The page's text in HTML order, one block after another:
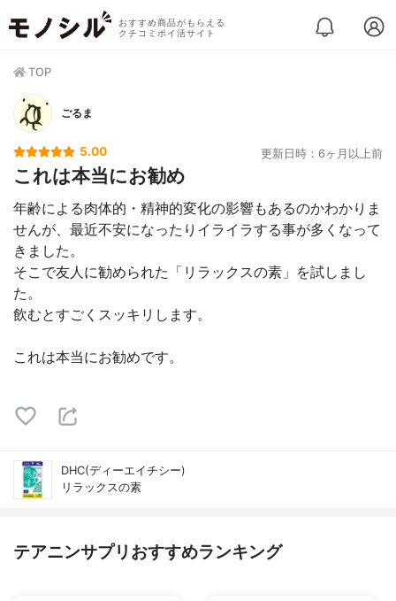
おすすめ商品がもらえる
クチコミポイ活サイト
TOP
ごるま
5.00 更新日時：6ヶ月以上前
これは本当にお勧め
年齢による肉体的・精神的変化の影響もあるのかわかりま
せんが、最近不安になったりイライラする事が多くなって
きました。
そこで友人に勧められた「リラックスの素」を試しまし
た。
飲むとすごくスッキリします。
これは本当にお勧めです。
DHC(ディーエイチシー)
リラックスの素
テアニンサプリおすすめランキング